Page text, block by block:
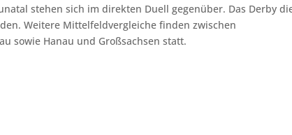
stehen sich im direkten Duell gegenüber. Das Derby
Weitere Mittelfeldvergleiche finden zwischen
sowie Hanau und Großsachsen statt.